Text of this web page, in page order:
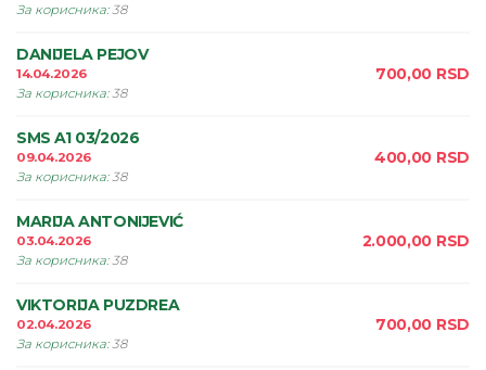
За корисника:38
DANIJELA PEJOV
14.04.2026
За корисника:38
700,00 RSD
SMS A1 03/2026
09.04.2026
За корисника:38
400,00 RSD
MARIJA ANTONIJEVIĆ
03.04.2026
За корисника:38
2.000,00 RSD
VIKTORIJA PUZDREA
02.04.2026
За корисника:38
700,00 RSD